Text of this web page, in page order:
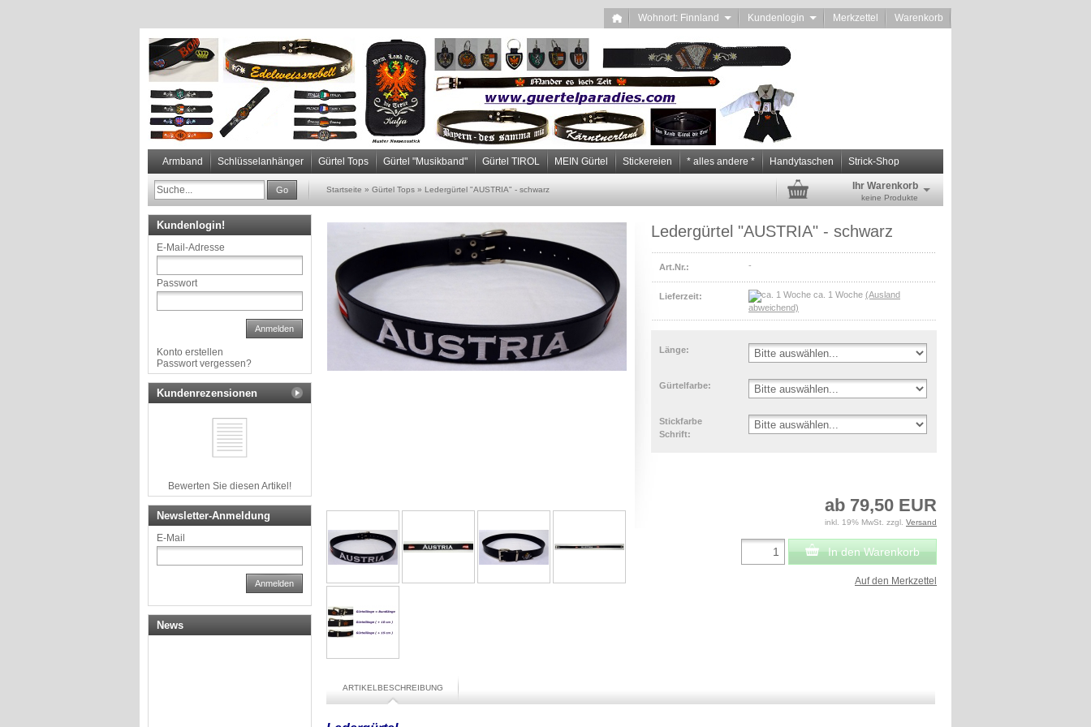
Wohnort: Finnland Kundenlogin Merkzettel Warenkorb
Armband Schlüsselanhänger Gürtel Tops Gürtel "Musikband" Gürtel TIROL MEIN Gürtel Stickereien * alles andere * Handytaschen Strick-Shop
Go Startseite » Gürtel Tops » Ledergürtel "AUSTRIA" - schwarz Ihr Warenkorb
keine Produkte
Ledergürtel "AUSTRIA" - schwarz
Art.Nr.: -
Lieferzeit: ca. 1 Woche (Ausland
abweichend)
Länge:
Gürtelfarbe:
Stickfarbe
Schrift:
ab 79,50 EUR
inkl. 19% MwSt. zzgl. Versand
In den Warenkorb
Auf den Merkzettel
ARTIKELBESCHREIBUNG
Kundenlogin!
E-Mail-Adresse
Passwort
Anmelden
Konto erstellen
Passwort vergessen?
Kundenrezensionen
Bewerten Sie diesen Artikel!
Newsletter-Anmeldung
E-Mail
Anmelden
News